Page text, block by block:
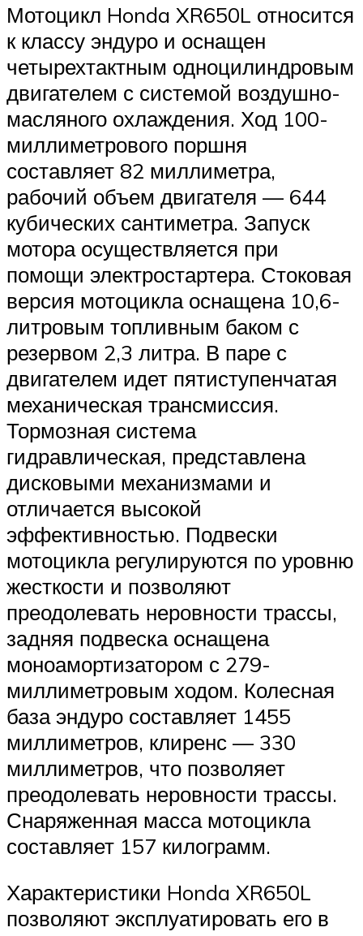
Мотоцикл Honda XR650L относится
к классу эндуро и оснащен
четырехтактным одноцилиндровым
двигателем с системой воздушно-
масляного охлаждения. Ход 100-
миллиметрового поршня
составляет 82 миллиметра,
рабочий объем двигателя — 644
кубических сантиметра. Запуск
мотора осуществляется при
помощи электростартера. Стоковая
версия мотоцикла оснащена 10,6-
литровым топливным баком с
резервом 2,3 литра. В паре с
двигателем идет пятиступенчатая
механическая трансмиссия.
Тормозная система
гидравлическая, представлена
дисковыми механизмами и
отличается высокой
эффективностью. Подвески
мотоцикла регулируются по уровню
жесткости и позволяют
преодолевать неровности трассы,
задняя подвеска оснащена
моноамортизатором с 279-
миллиметровым ходом. Колесная
база эндуро составляет 1455
миллиметров, клиренс — 330
миллиметров, что позволяет
преодолевать неровности трассы.
Снаряженная масса мотоцикла
составляет 157 килограмм.
Характеристики Honda XR650L
позволяют эксплуатировать его в